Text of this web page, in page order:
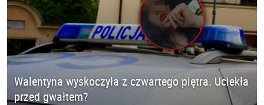
Walentyna wyskoczyła z czwartego piętra. Uciekła
przed gwałtem?